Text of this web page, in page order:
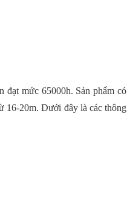
đạt mức 65000h. Sản phẩm có
16-20m. Dưới đây là các thông